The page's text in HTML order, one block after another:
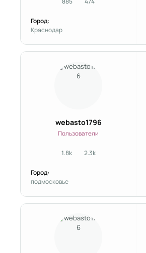
сообщенияРепутация
Город:
Краснодар
webasto1796
Пользователи
1.8kсообщения
2.3kРепутация
Город:
подмосковье